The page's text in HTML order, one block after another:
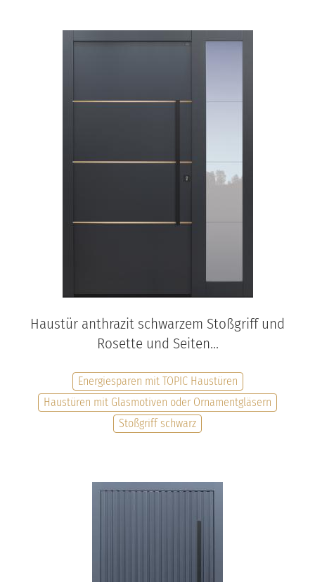
Haustür anthrazit schwarzem Stoßgriff und
Rosette und Seiten...
Energiesparen mit TOPIC Haustüren
Haustüren mit Glasmotiven oder Ornamentgläsern
Stoßgriff schwarz